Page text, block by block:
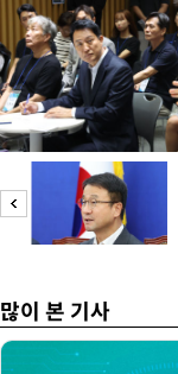
많이 본 기사